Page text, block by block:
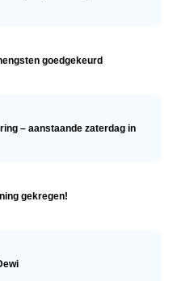
goedgekeurd
– aanstaande zaterdag in
gekregen!